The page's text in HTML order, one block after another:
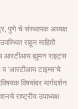
पुणे चे संस्थापक अध्यक्ष
राहून माहिती
आरटीआय ह्युमन राइट्स
व ‘आरटीआय टाइम्स’चे
विषयांवर मार्गदर्शन
राष्ट्रीय उपाध्यक्ष